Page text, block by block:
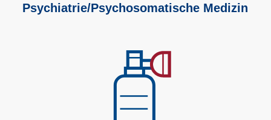
Psychiatrie/Psychosomatische Medizin